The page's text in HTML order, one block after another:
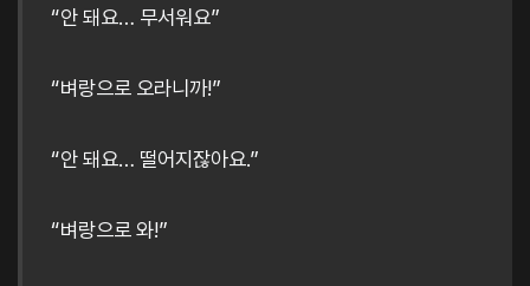
“안 돼요… 무서워요”
“벼랑으로 오라니까!”
“안 돼요… 떨어지잖아요.”
“벼랑으로 와!”